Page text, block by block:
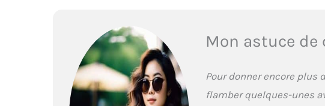
Mon astuce de
Pour donner encore plus
flamber quelques-unes